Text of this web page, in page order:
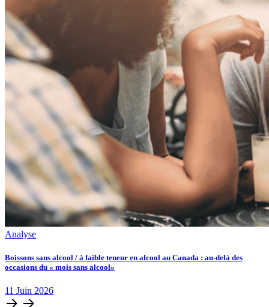
Analyse
Boissons sans alcool / à faible teneur en alcool au Canada : au-delà des
occasions du « mois sans alcool»
11 Juin 2026